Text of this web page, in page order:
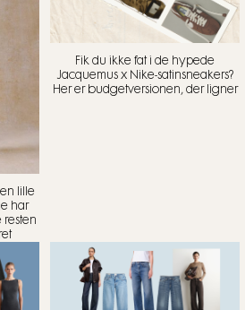
lille
har
resten
Fik du ikke fat i de hypede
Jacquemus x Nike-satinsneakers?
Her er budgetversionen, der ligner